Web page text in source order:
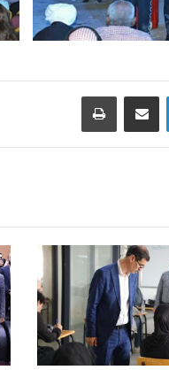
لينكدإن مشاركة عبر البريد طباعة